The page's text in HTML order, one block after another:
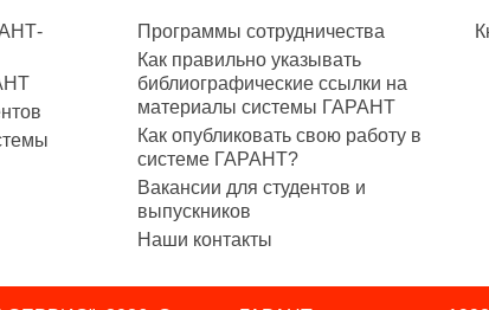
Программы сотрудничества
Как правильно указывать
библиографические ссылки на
материалы системы ГАРАНТ
Как опубликовать свою работу в
системе ГАРАНТ?
Вакансии для студентов и
выпускников
Наши контакты